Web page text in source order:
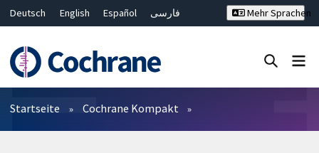
Deutsch English Español
فارسی
Bahasa Malaysia
ไทย
繁體中文
简体中文
Mehr Sprachen
Filter
Startseite Cochrane Kompakt